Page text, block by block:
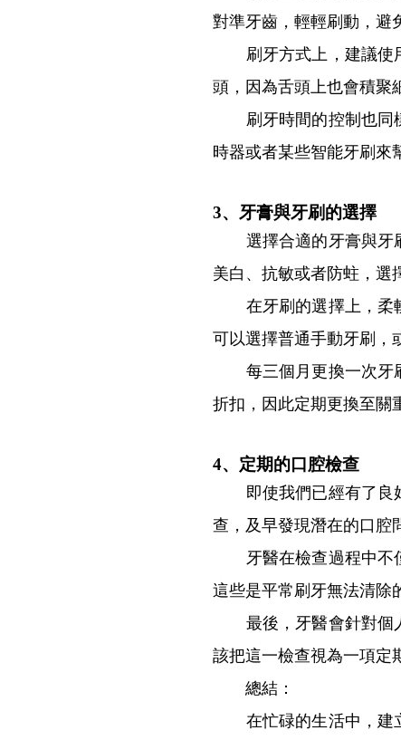
對準牙齒，輕輕刷動，避
刷牙方式上，建議使用
頭，因為舌頭上也會積聚
刷牙時間的控制也同樣
時器或者某些智能牙刷來
3、牙膏與牙刷的選擇
選擇合適的牙膏與牙刷
美白、抗敏或者防蛀，選
在牙刷的選擇上，柔軟
可以選擇普通手動牙刷，
每三個月更換一次牙刷
折扣，因此定期更換至關
4、定期的口腔檢查
即使我們已經有了良好
查，及早發現潛在的口腔
牙醫在檢查過程中不僅
這些是平常刷牙無法清除
最後，牙醫會針對個人
該把這一檢查視為一項定
總結：
在忙碌的生活中，建立